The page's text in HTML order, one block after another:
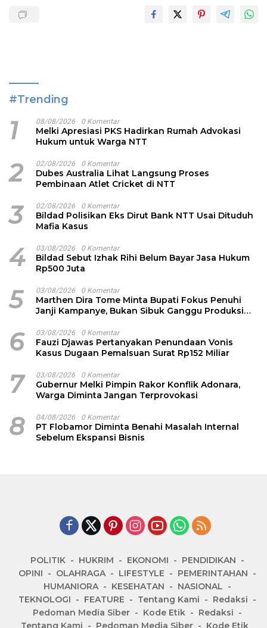
#Trending
1 08/08/2026 0 Komentar
Melki Apresiasi PKS Hadirkan Rumah Advokasi
Hukum untuk Warga NTT
2 02/08/2026 0 Komentar
Dubes Australia Lihat Langsung Proses
Pembinaan Atlet Cricket di NTT
3 02/08/2026 0 Komentar
Bildad Polisikan Eks Dirut Bank NTT Usai Dituduh
Mafia Kasus
4 03/08/2026 0 Komentar
Bildad Sebut Izhak Rihi Belum Bayar Jasa Hukum
Rp500 Juta
5 03/08/2026 0 Komentar
Marthen Dira Tome Minta Bupati Fokus Penuhi
Janji Kampanye, Bukan Sibuk Ganggu Produksi
6 03/08/2026 0 Komentar
Fauzi Djawas Pertanyakan Penundaan Vonis
Kasus Dugaan Pemalsuan Surat Rp152 Miliar
7 03/08/2026 0 Komentar
Gubernur Melki Pimpin Rakor Konflik Adonara,
Warga Diminta Jangan Terprovokasi
8 04/08/2026 0 Komentar
PT Flobamor Diminta Benahi Masalah Internal
Sebelum Ekspansi Bisnis
POLITIK HUKRIM EKONOMI
PENDIDIKAN
OPINI
OLAHRAGA LIFESTYLE
PEMERINTAHAN
HUMANIORA
KESEHATAN
NASIONAL
TEKNOLOGI
FEATURE Tentang Kami
Redaksi
Pedoman Media Siber
Kode Etik
Redaksi